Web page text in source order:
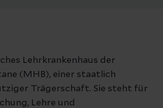
Lehrkrankenhaus der
(MHB), einer staatlich
Trägerschaft. Sie steht für
Lehre und